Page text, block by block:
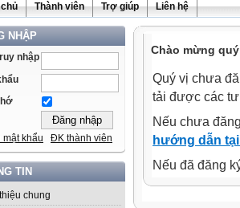
Thành viên Trợ giúp Liên hệ
NHẬP
nhập
mật khẩu ĐK thành viên
TIN
chung
Chào mừng
Quý vị chưa
tải được các
Nếu chưa
hướng dẫn
Nếu đã đăng